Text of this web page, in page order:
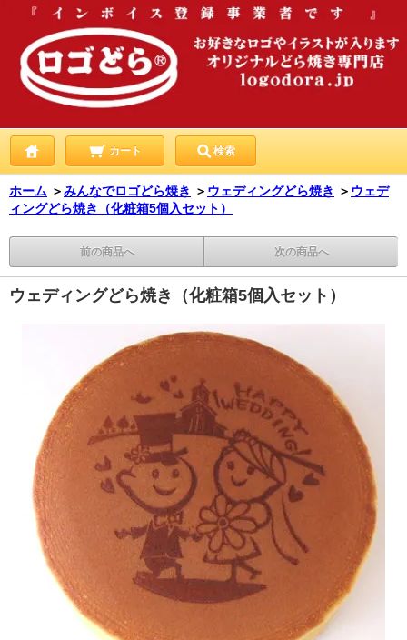
カート 検索
ホーム ＞みんなでロゴどら焼き ＞ ウェディングどら焼き ＞ ウェデ
ィングどら焼き（化粧箱5個入セット）
前の商品へ 次の商品へ
ウェディングどら焼き（化粧箱5個入セット）